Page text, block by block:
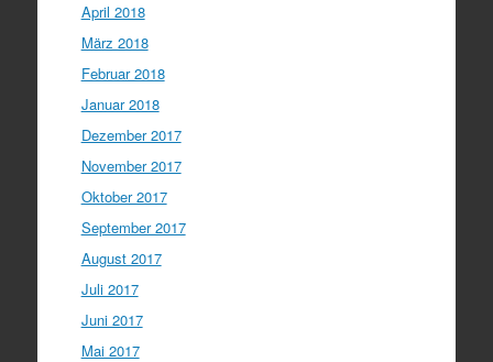
April 2018
März 2018
Februar 2018
Januar 2018
Dezember 2017
November 2017
Oktober 2017
September 2017
August 2017
Juli 2017
Juni 2017
Mai 2017